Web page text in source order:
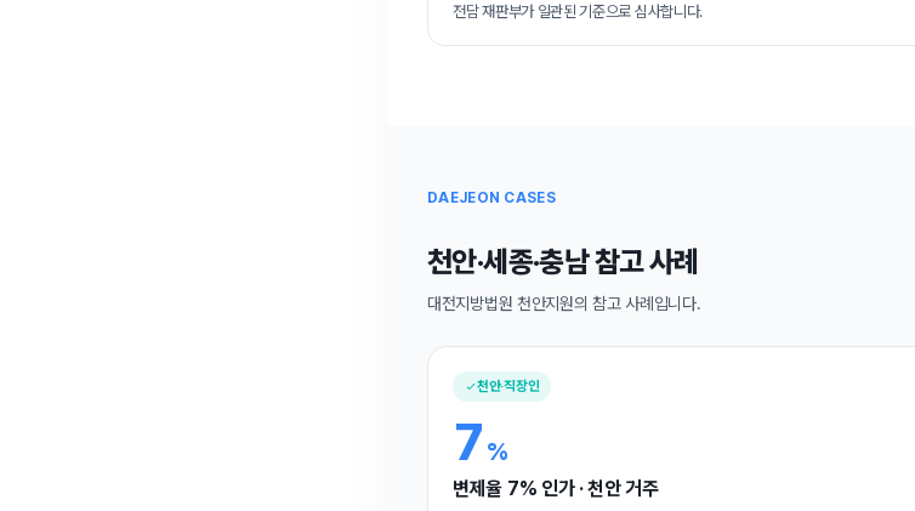
전담 재판부가 일관된 기준으로 심사합니다.
DAEJEON CASES
천안·세종·충남 참고 사례
대전지방법원 천안지원의 참고 사례입니다.
천안·직장인
7 %
변제율 7% 인가 · 천안 거주